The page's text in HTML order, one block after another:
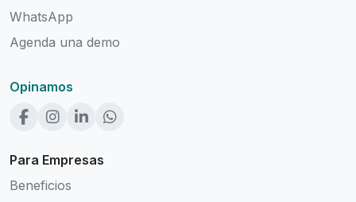
WhatsApp
Agenda una demo
Opinamos
Para Empresas
Beneficios